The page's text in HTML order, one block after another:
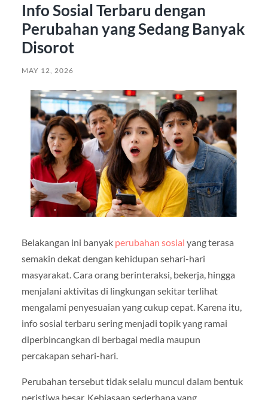
Info Sosial Terbaru dengan
Perubahan yang Sedang Banyak
Disorot
MAY 12, 2026
Belakangan ini banyak perubahan sosial yang terasa
semakin dekat dengan kehidupan sehari-hari
masyarakat. Cara orang berinteraksi, bekerja, hingga
menjalani aktivitas di lingkungan sekitar terlihat
mengalami penyesuaian yang cukup cepat. Karena itu,
info sosial terbaru sering menjadi topik yang ramai
diperbincangkan di berbagai media maupun
percakapan sehari-hari.
Perubahan tersebut tidak selalu muncul dalam bentuk
peristiwa besar. Kebiasaan sederhana yang